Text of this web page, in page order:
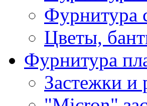
Фурнитура
Цветы,
Фурнитура
Застежки и